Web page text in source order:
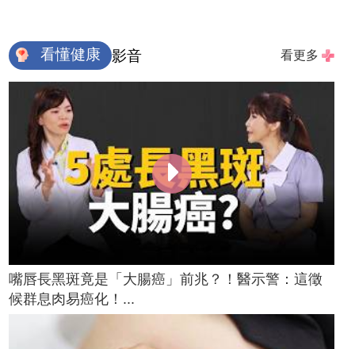
看懂健康 影音 看更多
嘴唇長黑斑竟是「大腸癌」前兆？！醫示警：這徵
候群息肉易癌化！...